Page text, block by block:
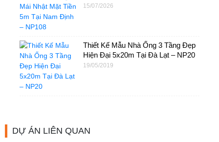
NP108
15/07/2026
Thiết Kế Mẫu Nhà Ống 3 Tầng Đẹp
Hiện Đại 5x20m Tại Đà Lạt – NP20
19/05/2019
DỰ ÁN LIÊN QUAN